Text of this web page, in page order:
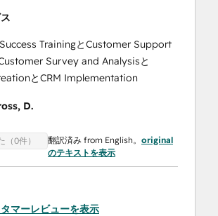
TrainingとCustomer Support
Survey and Analysisと
とCRM Implementation
D.
（0件） 翻訳済み from English。 original
のテキストを表示
マーレビューを表示